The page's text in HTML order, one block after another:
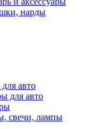
нарды
авто
для авто
свечи, лампы